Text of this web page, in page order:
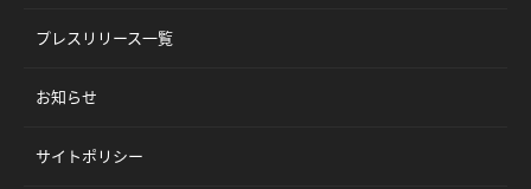
プレスリリース一覧
お知らせ
サイトポリシー